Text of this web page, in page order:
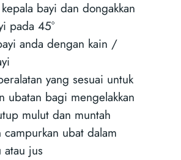
bayi dan dongakkan
pada 45°
anda dengan kain /
yang sesuai untuk
ubatan bagi mengelakkan
mulut dan muntah
campurkan ubat dalam
atau jus